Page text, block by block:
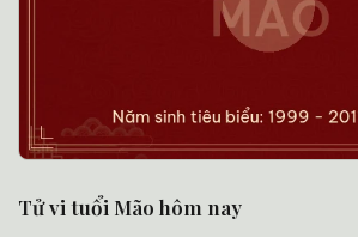
Tử vi tuổi Mão hôm nay